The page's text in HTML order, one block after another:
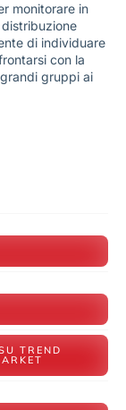
monitorare in
di individuare
con la
gruppi ai
TREND